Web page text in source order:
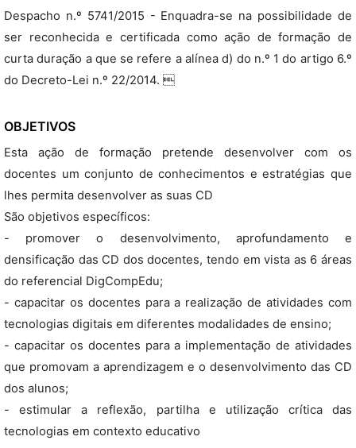
Despacho n.º 5741/2015 - Enquadra-se na possibilidade de
ser reconhecida e certificada como ação de formação de
curta duração a que se refere a alínea d) do n.º 1 do artigo 6.º
do Decreto-Lei n.º 22/2014. 
OBJETIVOS
Esta ação de formação pretende desenvolver com os
docentes um conjunto de conhecimentos e estratégias que
lhes permita desenvolver as suas CD
São objetivos específicos:
- promover o desenvolvimento, aprofundamento e
densificação das CD dos docentes, tendo em vista as 6 áreas
do referencial DigCompEdu;
- capacitar os docentes para a realização de atividades com
tecnologias digitais em diferentes modalidades de ensino;
- capacitar os docentes para a implementação de atividades
que promovam a aprendizagem e o desenvolvimento das CD
dos alunos;
- estimular a reflexão, partilha e utilização crítica das
tecnologias em contexto educativo